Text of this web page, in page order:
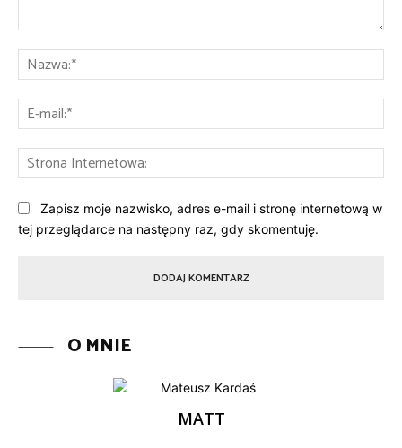
Zapisz moje nazwisko, adres e-mail i stronę internetową w
tej przeglądarce na następny raz, gdy skomentuję.
O MNIE
MATT